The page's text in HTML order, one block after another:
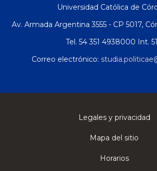
Universidad Católica de
Av. Armada Argentina 3555 - CP 5017,
Tel. 54 351 4938000 Int.
Correo electrónico:
Legales y privacidad
Mapa del sitio
Horarios